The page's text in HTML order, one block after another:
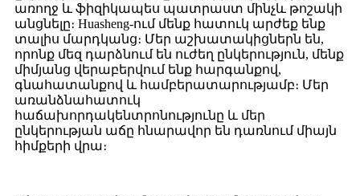
առողջ և ֆիզիկապես պատրաստ մինչև թոշակի
անցնելը։ Huasheng-ում մենք հատուկ արժեք ենք
տալիս մարդկանց։ Մեր աշխատակիցներն են,
որոնք մեզ դարձնում են ուժեղ ընկերություն, մենք
միմյանց վերաբերվում ենք հարգանքով,
գնահատանքով և համբերատարությամբ։ Մեր
առանձնահատուկ
հաճախորդակենտրոնությունը և մեր
ընկերության աճը հնարավոր են դառնում միայն
հիմքերի վրա։